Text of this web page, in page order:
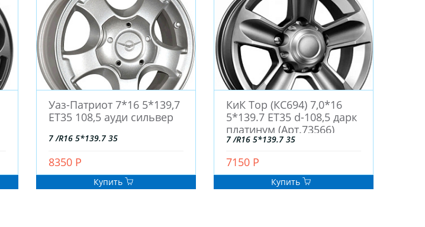
Уаз-Патриот 7*16 5*139,7
ЕТ35 108,5 ауди сильвер
7 /R16 5*139.7 35
8350 Р
Купить
КиК Top (КС694) 7,0*16
5*139.7 ET35 d-108,5 дарк
платинум (Арт.73566)
7 /R16 5*139.7 35
7150 Р
Купить